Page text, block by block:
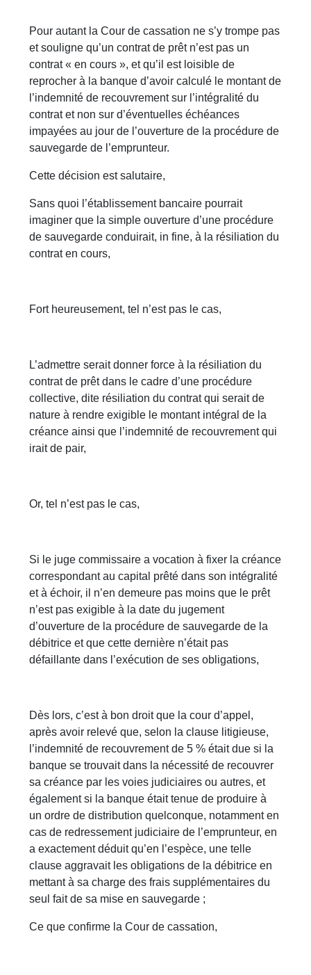
Pour autant la Cour de cassation ne s’y trompe pas
et souligne qu’un contrat de prêt n’est pas un
contrat « en cours », et qu’il est loisible de
reprocher à la banque d’avoir calculé le montant de
l’indemnité de recouvrement sur l’intégralité du
contrat et non sur d’éventuelles échéances
impayées au jour de l’ouverture de la procédure de
sauvegarde de l’emprunteur.
Cette décision est salutaire,
Sans quoi l’établissement bancaire pourrait
imaginer que la simple ouverture d’une procédure
de sauvegarde conduirait, in fine, à la résiliation du
contrat en cours,
Fort heureusement, tel n’est pas le cas,
L’admettre serait donner force à la résiliation du
contrat de prêt dans le cadre d’une procédure
collective, dite résiliation du contrat qui serait de
nature à rendre exigible le montant intégral de la
créance ainsi que l’indemnité de recouvrement qui
irait de pair,
Or, tel n’est pas le cas,
Si le juge commissaire a vocation à fixer la créance
correspondant au capital prêté dans son intégralité
et à échoir, il n’en demeure pas moins que le prêt
n’est pas exigible à la date du jugement
d’ouverture de la procédure de sauvegarde de la
débitrice et que cette dernière n’était pas
défaillante dans l’exécution de ses obligations,
Dès lors, c’est à bon droit que la cour d’appel,
après avoir relevé que, selon la clause litigieuse,
l’indemnité de recouvrement de 5 % était due si la
banque se trouvait dans la nécessité de recouvrer
sa créance par les voies judiciaires ou autres, et
également si la banque était tenue de produire à
un ordre de distribution quelconque, notamment en
cas de redressement judiciaire de l’emprunteur, en
a exactement déduit qu’en l’espèce, une telle
clause aggravait les obligations de la débitrice en
mettant à sa charge des frais supplémentaires du
seul fait de sa mise en sauvegarde ;
Ce que confirme la Cour de cassation,